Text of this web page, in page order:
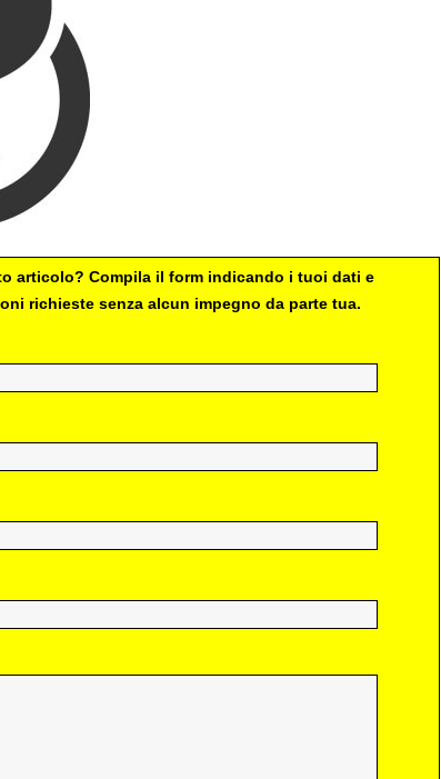
articolo? Compila il form indicando i tuoi dati e
richieste senza alcun impegno da parte tua.